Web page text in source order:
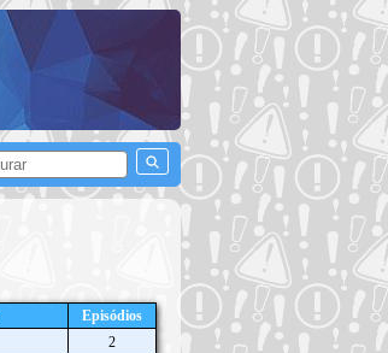
Episódios
2